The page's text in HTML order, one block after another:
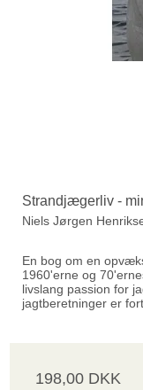
Strandjægerliv -
Niels Jørgen
En bog om en
1960'erne og
livslang passion for
jagtberetninger er
198,00 DKK